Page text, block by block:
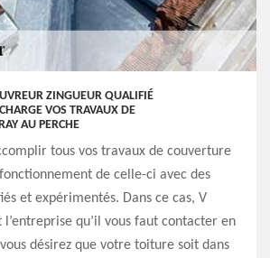
ZINGUEUR QUALIFIÉ
VOS TRAVAUX DE
AU PERCHE
tous vos travaux de couverture
de celle-ci avec des
et expérimentés. Dans ce cas, V
qu’il vous faut contacter en
désirez que votre toiture soit dans